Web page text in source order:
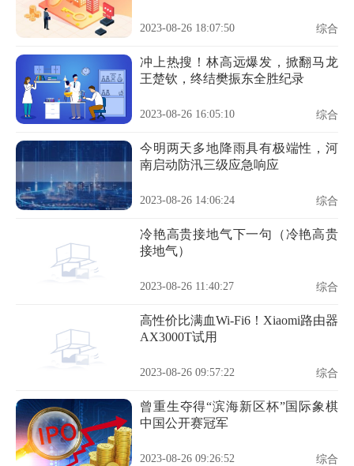
2023-08-26 18:07:50 综合
冲上热搜！林高远爆发，掀翻马龙
王楚钦，终结樊振东全胜纪录
2023-08-26 16:05:10 综合
今明两天多地降雨具有极端性，河
南启动防汛三级应急响应
2023-08-26 14:06:24 综合
冷艳高贵接地气下一句（冷艳高贵
接地气）
2023-08-26 11:40:27 综合
高性价比满血Wi-Fi6！Xiaomi路由器
AX3000T试用
2023-08-26 09:57:22 综合
曾重生夺得“滨海新区杯”国际象棋
中国公开赛冠军
2023-08-26 09:26:52 综合